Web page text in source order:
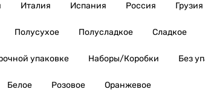
Италия Испания Россия Грузия
Полусухое Полусладкое Сладкое
упаковке Наборы/Коробки Без
Белое Розовое Оранжевое